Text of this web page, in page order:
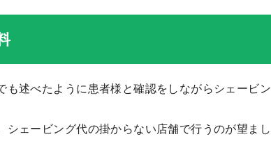
も述べたように患者様と確認をしながらシェービン
ェービング代の掛からない店舗で行うのが望まし